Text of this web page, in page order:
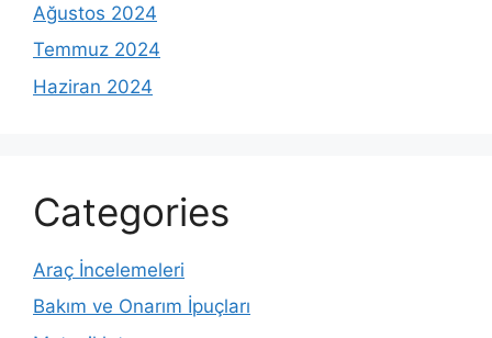
Ağustos 2024
Temmuz 2024
Haziran 2024
Categories
Araç İncelemeleri
Bakım ve Onarım İpuçları